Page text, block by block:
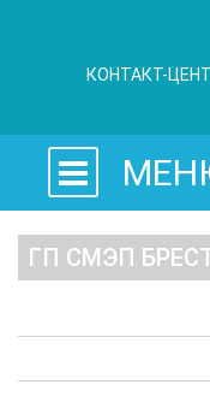
КОНТАКТ-
ГП СМЭП